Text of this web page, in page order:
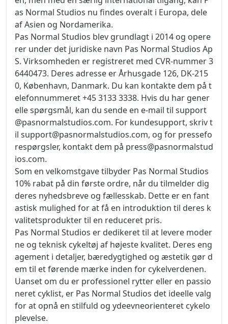
as Normal Studios nu findes overalt i Europa, dele
af Asien og Nordamerika.
Pas Normal Studios blev grundlagt i 2014 og opere
rer under det juridiske navn Pas Normal Studios Ap
S. Virksomheden er registreret med CVR-nummer 3
6440473. Deres adresse er Århusgade 126, DK-215
0, København, Danmark. Du kan kontakte dem på t
elefonnummeret +45 3133 3338. Hvis du har gener
elle spørgsmål, kan du sende en e-mail til support
@pasnormalstudios.com. For kundesupport, skriv t
il support@pasnormalstudios.com, og for pressefo
respørgsler, kontakt dem på press@pasnormalstud
ios.com.
Som en velkomstgave tilbyder Pas Normal Studios
10% rabat på din første ordre, når du tilmelder dig
deres nyhedsbreve og fællesskab. Dette er en fant
astisk mulighed for at få en introduktion til deres k
valitetsprodukter til en reduceret pris.
Pas Normal Studios er dedikeret til at levere moder
ne og teknisk cykeltøj af højeste kvalitet. Deres eng
agement i detaljer, bæredygtighed og æstetik gør d
em til et førende mærke inden for cykelverdenen.
Uanset om du er professionel rytter eller en passio
neret cyklist, er Pas Normal Studios det ideelle valg
for at opnå en stilfuld og ydeevneorienteret cykelo
plevelse.